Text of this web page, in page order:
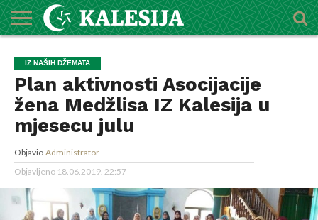
O
MEDŽLISU
DŽEMATI
IMAMI
MEKTEBSKI
CENTAR
VIJESTI
HUTBE
NAJAVE
KALENDAR
KONTAKT
IZ NAŠIH DŽEMATA
Plan aktivnosti Asocijacije
žena Medžlisa IZ Kalesija u
mjesecu julu
Objavio Administrator
Objavljeno 18.06.2019. 22:57